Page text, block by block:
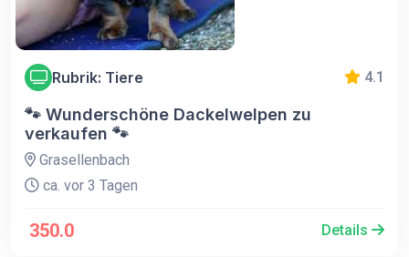
Rubrik: Tiere 4.1
🐾 Wunderschöne Dackelwelpen zu
verkaufen 🐾
Grasellenbach
ca. vor 3 Tagen
350.0 Details